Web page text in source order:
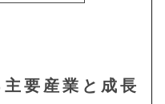
要産業と成長